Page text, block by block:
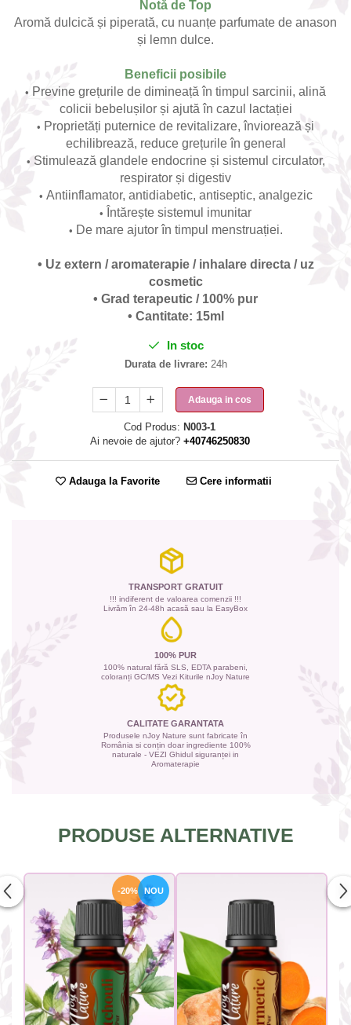
Notă de Top
Aromă dulcică și piperată, cu nuanțe parfumate de anason
și lemn dulce.
Beneficii posibile
• Previne grețurile de dimineață în timpul sarcinii, alină
colicii bebelușilor și ajută în cazul lactației
• Proprietăți puternice de revitalizare, înviorează și
echilibrează, reduce grețurile în general
• Stimulează glandele endocrine și sistemul circulator,
respirator și digestiv
• Antiinflamator, antidiabetic, antiseptic, analgezic
• Întărește sistemul imunitar
• De mare ajutor în timpul menstruației.
• Uz extern / aromaterapie / inhalare directa / uz
cosmetic
• Grad terapeutic / 100% pur
• Cantitate: 15ml
In stoc
Durata de livrare: 24h
Adauga in cos
Cod Produs: N003-1
Ai nevoie de ajutor? +40746250830
Adauga la Favorite Cere informatii
TRANSPORT GRATUIT
!!! indiferent de valoarea comenzii !!!
Livrăm în 24-48h acasă sau la EasyBox
100% PUR
100% natural fără SLS, EDTA parabeni,
coloranți GC/MS Vezi Kiturile nJoy Nature
CALITATE GARANTATA
Produsele nJoy Nature sunt fabricate în
România si conțin doar ingrediente 100%
naturale - VEZI Ghidul siguranței in
Aromaterapie
PRODUSE ALTERNATIVE
-20% NOU